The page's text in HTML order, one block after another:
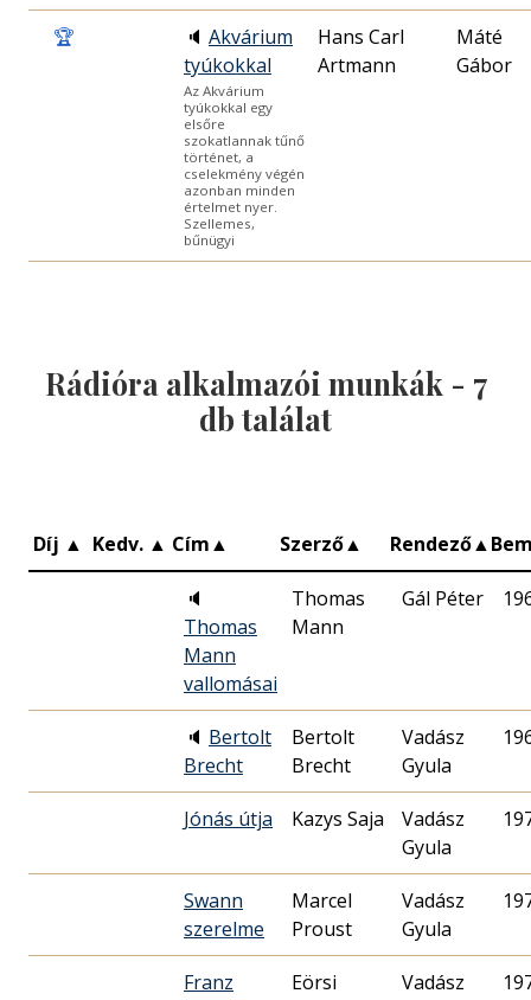
🏆 🔈 Akvárium
tyúkokkal
Az Akvárium
tyúkokkal egy
elsőre
szokatlannak tűnő
történet, a
cselekmény végén
azonban minden
értelmet nyer.
Szellemes,
bűnügyi
Hans Carl
Artmann
Máté
Gábor
Rádióra alkalmazói munkák - 7
db találat
Díj ▲ Kedv. ▲ Cím▲ Szerző▲ Rendező▲
🔈
Thomas
Mann
vallomásai
Thomas
Mann
Gál Péter
🔈 Bertolt
Brecht
Bertolt
Brecht
Vadász
Gyula
Jónás útja Kazys Saja
Vadász
Gyula
Swann
szerelme
Marcel
Proust
Vadász
Gyula
Franz
Eörsi
Vadász